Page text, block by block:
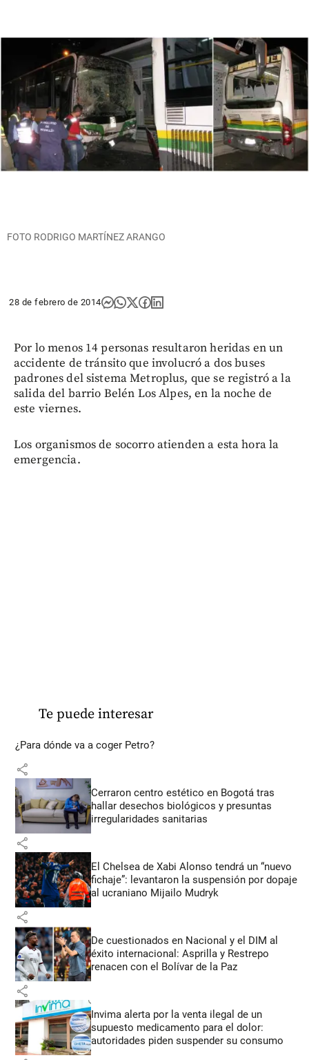
FOTO RODRIGO MARTÍNEZ ARANGO
28 de febrero de 2014
Por lo menos 14 personas resultaron heridas en un
accidente de tránsito que involucró a dos buses
padrones del sistema Metroplus, que se registró a la
salida del barrio Belén Los Alpes, en la noche de
este viernes.
Los organismos de socorro atienden a esta hora la
emergencia.
Te puede interesar
¿Para dónde va a coger Petro?
share
Cerraron centro estético en Bogotá tras
hallar desechos biológicos y presuntas
irregularidades sanitarias
share
El Chelsea de Xabi Alonso tendrá un “nuevo
fichaje”: levantaron la suspensión por dopaje
al ucraniano Mijailo Mudryk
share
De cuestionados en Nacional y el DIM al
éxito internacional: Asprilla y Restrepo
renacen con el Bolívar de la Paz
share
Invima alerta por la venta ilegal de un
supuesto medicamento para el dolor:
autoridades piden suspender su consumo